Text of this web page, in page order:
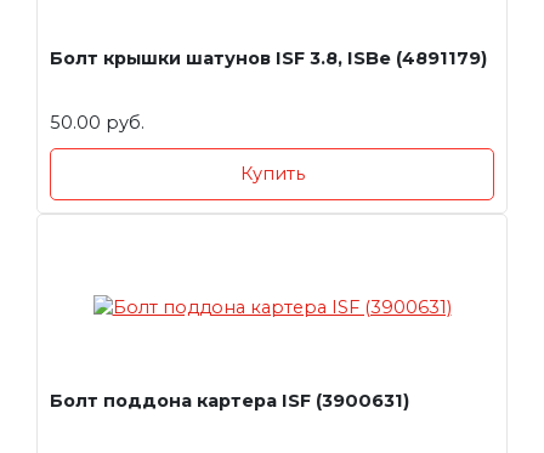
Болт крышки шатунов ISF 3.8, ISBe (4891179)
50.00 руб.
Купить
Болт поддона картера ISF (3900631)